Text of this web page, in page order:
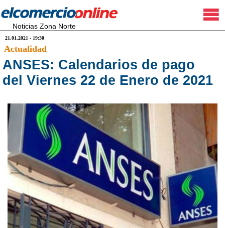
Noticias Zona Norte
21.01.2021 - 19:30
Actualidad
ANSES: Calendarios de pago
del Viernes 22 de Enero de 2021